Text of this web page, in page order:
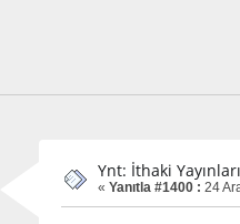
Ynt: İthaki
« Yanıtla #1400 : 24